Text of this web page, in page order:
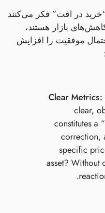
در افت” فکر می‌کنند
بازار هستند،
موفقیت را افزایش
Clear Metrics:
clear,
constitutes a
correction,
specific
asset? Without